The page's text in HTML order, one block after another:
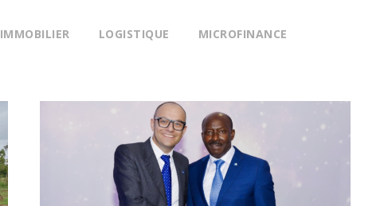
IMMOBILIER LOGISTIQUE
MICROFINANCE